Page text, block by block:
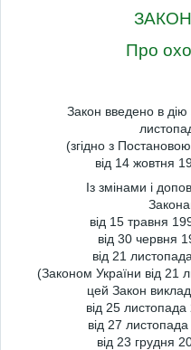
Про
Закон введено в дію
(згідно з
від 14 жовтня
Із змінами і
від 15 травня
від 30 червня
від 21
(Законом України від 21
цей Закон
від 25
від 27
від 23 грудня